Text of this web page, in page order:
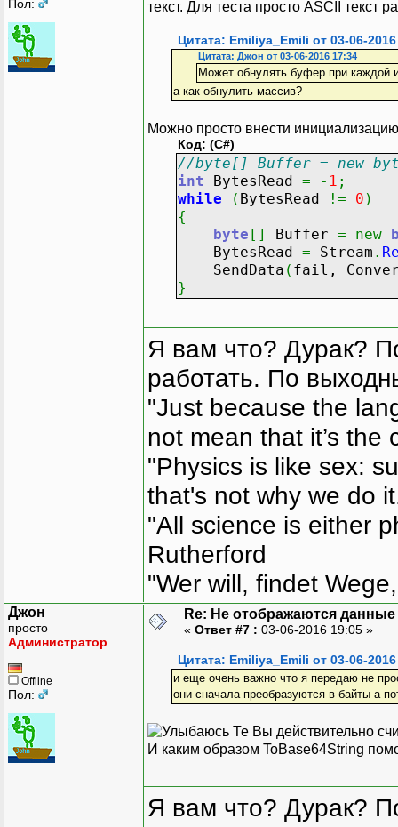
Пол:
текст. Для теста просто ASCII текст
Цитата: Emiliya_Emili от 03-06-
Цитата: Джон от 03-06-2016 17:34
Может обнулять буфер при каждой
а как обнулить массив?
Можно просто внести
Код: (C#)
//byte[] Buffer = new
int BytesRead = - 1 ;
while
( BytesRead != 0 )
{
byte [ ] Buffer = new
BytesRead = Stream .
SendData ( fail,
}
Я вам что? Дурак?
работать. По
"Just because the
not mean that it’s the
"Physics is like sex:
that's not why we do
"All science is either
Rutherford
"Wer will, findet
Джон
просто
Администратор
Offline
Пол:
Re: Не отображаются
« Ответ #7 : 03-06-2016 19:05 »
Цитата: Emiliya_Emili от 03-06-
и еще очень важно что я передаю не
они сначала преобразуются в байты а
Те Вы действительно
И каким образом ToBase64String
Я вам что? Дурак?